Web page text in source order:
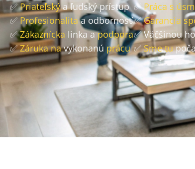
✅Priateľskýa ľudský prístup
✅Profesionalitaa odbornosť
✅Zákaznícka linka apodpora
✅Záruka navykonanú prácu
✅Práca s
✅Garancia
✅ Väčšinou
✅Sme tu